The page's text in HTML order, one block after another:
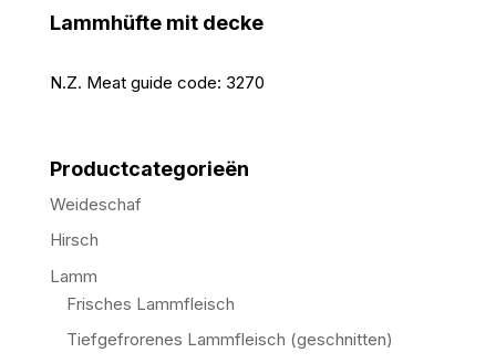
Lammhüfte mit decke
N.Z. Meat guide code: 3270
Productcategorieën
Weideschaf
Hirsch
Lamm
Frisches Lammfleisch
Tiefgefrorenes Lammfleisch (geschnitten)